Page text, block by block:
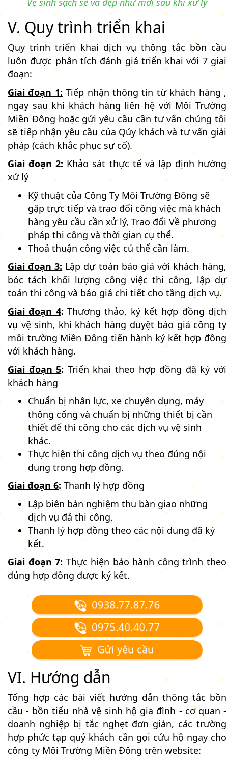
V. Quy trình triển khai
Quy trình triển khai dịch vụ thông tắc bồn cầu
luôn được phân tích đánh giá triển khai với 7 giai
đoạn:
Giai đoạn 1: Tiếp nhận thông tin từ khách hàng ,
ngay sau khi khách hàng liên hệ với Môi Trường
Miền Đông hoặc gửi yêu cầu cần tư vấn chúng tôi
sẽ tiếp nhận yêu cầu của Qúy khách và tư vấn giải
pháp (cách khắc phục sự cố).
Giai đoạn 2: Khảo sát thực tế và lập định hướng
xử lý
Kỹ thuật của Công Ty Môi Trường Đông sẽ
gặp trực tiếp và trao đổi công việc mà khách
hàng yêu cầu cần xử lý, Trao đổi Về phương
pháp thi công và thời gian cụ thể.
Thoả thuận công việc củ thể cần làm.
Giai đoạn 3: Lập dự toán báo giá với khách hàng,
bóc tách khối lượng công việc thi công, lập dự
toán thi công và báo giá chi tiết cho tầng dịch vụ.
Giai đoạn 4: Thương thảo, ký kết hợp đồng dịch
vụ vệ sinh, khi khách hàng duyệt báo giá công ty
môi trường Miền Đông tiến hành ký kết hợp đồng
với khách hàng.
Giai đoạn 5: Triển khai theo hợp đồng đã ký với
khách hàng
Chuẩn bị nhân lực, xe chuyên dụng, máy
thông cống và chuẩn bị những thiết bị cần
thiết để thi công cho các dịch vụ vệ sinh
khác.
Thực hiện thi công dịch vụ theo đúng nội
dung trong hợp đồng.
Giai đoạn 6: Thanh lý hợp đồng
Lập biên bản nghiệm thu bàn giao những
dịch vụ đả thi công.
Thanh lý hợp đồng theo các nội dung đã ký
kết.
Giai đoạn 7: Thực hiện bảo hành công trình theo
đúng hợp đồng được ký kết.
0938.77.87.76
0975.40.40.77
Gửi yêu cầu
VI. Hướng dẫn
Tổng hợp các bài viết hướng dẫn thông tắc bồn
cầu - bồn tiểu nhà vệ sinh hộ gia đình - cơ quan -
doanh nghiệp bị tắc nghẹt đơn giản, các trường
hợp phức tạp quý khách cần gọi cứu hộ ngay cho
công ty Môi Trường Miền Đông trên website: